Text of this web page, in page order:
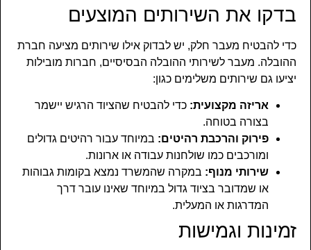
בדקו את השירותים המוצעים
כדי להבטיח מעבר חלק, יש לבדוק אילו שירותים מציעה חברת
ההובלה. מעבר לשירותי ההובלה הבסיסיים, חברות מובילות
יציעו גם שירותים משלימים כגון:
אריזה מקצועית:כדי להבטיח שהציוד הרגיש יישמר
בצורה בטוחה.
פירוק והרכבת רהיטים:במיוחד עבור רהיטים גדולים
ומורכבים כמו שולחנות עבודה או ארונות.
שירותי מנוף:במקרה שהמשרד נמצא בקומות גבוהות
או שמדובר בציוד גדול במיוחד שאינו עובר דרך
המדרגות או המעלית.
זמינות וגמישות